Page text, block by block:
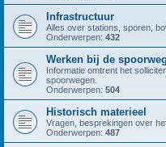
Infrastructuur
Alles over stations, sporen,
Onderwerpen: 432
Werken bij de
Informatie omtrent het
spoorwegen.
Onderwerpen: 504
Historisch materieel
Vragen, besprekingen over
Onderwerpen: 487